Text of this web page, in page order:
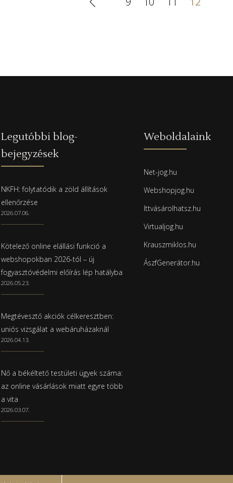
Legutóbbi blog-
bejegyzések
NKFH: folytatódik a zöld állítások
ellenőrzése
2026.07.06.
Kötelező online elállási funkció a
webshopokban 2026-tól – új
fogyasztóvédelmi előírás lép hatályba
2026.05.23.
Megtévesztő akciók célkeresztben:
uniós vizsgálat a webáruházaknál
2026.04.13.
Nő a békéltető testületi ügyek száma:
az online vásárlások miatt egyre több
a vita
2026.03.07.
Weboldalaink
Net-jog.hu
Webshopjog.hu
Ittvásárolhatsz.hu
Virtualjog.hu
Krauszmiklos.hu
ÁszfGenerátor.hu